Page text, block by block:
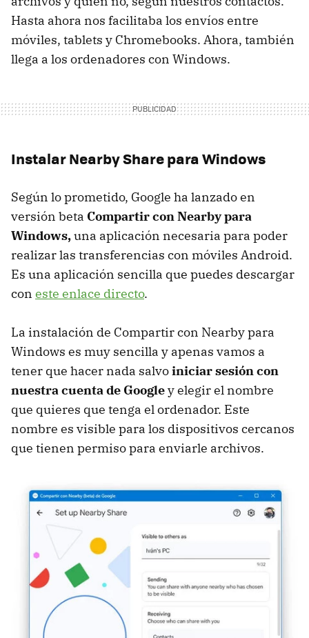
Hasta ahora nos facilitaba los envíos entre
móviles, tablets y Chromebooks. Ahora, también
llega a los ordenadores con Windows.
Instalar Nearby Share para Windows
Según lo prometido, Google ha lanzado en
versión beta Compartir con Nearby para
Windows,una aplicación necesaria para poder
realizar las transferencias con móviles Android.
Es una aplicación sencilla que puedes descargar
con este enlace directo.
La instalación de Compartir con Nearby para
Windows es muy sencilla y apenas vamos a
tener que hacer nada salvoiniciar sesión con
nuestra cuenta de Googley elegir el nombre
que quieres que tenga el ordenador. Este
nombre es visible para los dispositivos cercanos
que tienen permiso para enviarle archivos.